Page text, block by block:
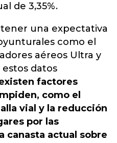
de 3,35%.
una expectativa
como el
aéreos Ultra y
datos
factores
como el
vial y la reducción
por las
canasta actual sobre